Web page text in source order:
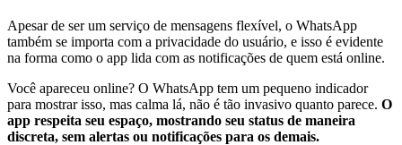
Apesar de ser um serviço de mensagens flexível, o WhatsApp
também se importa com a privacidade do usuário, e isso é evidente
na forma como o app lida com as notificações de quem está online.
Você apareceu online? O WhatsApp tem um pequeno indicador
para mostrar isso, mas calma lá, não é tão invasivo quanto parece. O
app respeita seu espaço, mostrando seu status de maneira
discreta, sem alertas ou notificações para os demais.